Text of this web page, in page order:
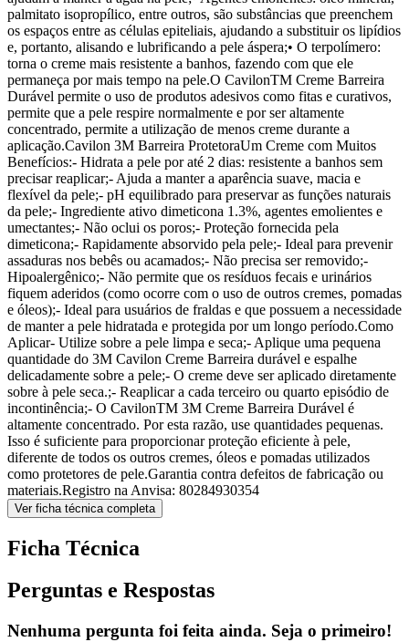
palmitato isopropílico, entre outros, são substâncias que preenchem
os espaços entre as células epiteliais, ajudando a substituir os lipídios
e, portanto, alisando e lubrificando a pele áspera;• O terpolímero:
torna o creme mais resistente a banhos, fazendo com que ele
permaneça por mais tempo na pele.O CavilonTM Creme Barreira
Durável permite o uso de produtos adesivos como fitas e curativos,
permite que a pele respire normalmente e por ser altamente
concentrado, permite a utilização de menos creme durante a
aplicação.Cavilon 3M Barreira ProtetoraUm Creme com Muitos
Benefícios:- Hidrata a pele por até 2 dias: resistente a banhos sem
precisar reaplicar;- Ajuda a manter a aparência suave, macia e
flexível da pele;- pH equilibrado para preservar as funções naturais
da pele;- Ingrediente ativo dimeticona 1.3%, agentes emolientes e
umectantes;- Não oclui os poros;- Proteção fornecida pela
dimeticona;- Rapidamente absorvido pela pele;- Ideal para prevenir
assaduras nos bebês ou acamados;- Não precisa ser removido;-
Hipoalergênico;- Não permite que os resíduos fecais e urinários
fiquem aderidos (como ocorre com o uso de outros cremes, pomadas
e óleos);- Ideal para usuários de fraldas e que possuem a necessidade
de manter a pele hidratada e protegida por um longo período.Como
Aplicar- Utilize sobre a pele limpa e seca;- Aplique uma pequena
quantidade do 3M Cavilon Creme Barreira durável e espalhe
delicadamente sobre a pele;- O creme deve ser aplicado diretamente
sobre à pele seca.;- Reaplicar a cada terceiro ou quarto episódio de
incontinência;- O CavilonTM 3M Creme Barreira Durável é
altamente concentrado. Por esta razão, use quantidades pequenas.
Isso é suficiente para proporcionar proteção eficiente à pele,
diferente de todos os outros cremes, óleos e pomadas utilizados
como protetores de pele.Garantia contra defeitos de fabricação ou
materiais.Registro na Anvisa: 80284930354
Ver ficha técnica completa
Ficha Técnica
Perguntas e Respostas
Nenhuma pergunta foi feita ainda. Seja o primeiro!